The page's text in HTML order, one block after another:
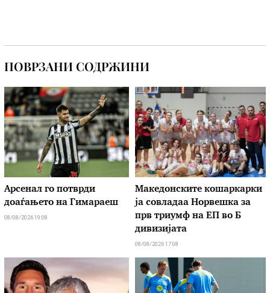
ПОВРЗАНИ СОДРЖИНИ
Арсенал го потврди
доаѓањето на Гимараеш
08/08/2026 19:08
Македонските кошаркарки
ја совладаа Норвешка за
прв триумф на ЕП во Б
дивизијата
08/08/2026 17:08